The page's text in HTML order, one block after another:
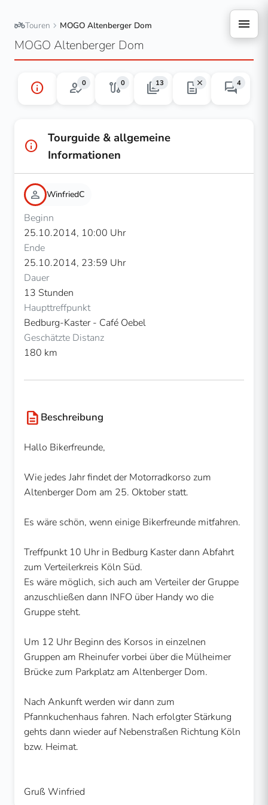
menu
two_wheelerTouren chevron_right MOGO Altenberger Dom
MOGO Altenberger Dom
info how_to_reg0 route0 photo_library13 descriptionclose forum4
info
Tourguide & allgemeine
Informationen
person WinfriedC
Beginn
25.10.2014, 10:00 Uhr
Ende
25.10.2014, 23:59 Uhr
Dauer
13 Stunden
Haupttreffpunkt
Bedburg-Kaster - Café Oebel
Geschätzte Distanz
180 km
description Beschreibung
Hallo Bikerfreunde,
Wie jedes Jahr findet der Motorradkorso zum
Altenberger Dom am 25. Oktober statt.
Es wäre schön, wenn einige Bikerfreunde mitfahren.
Treffpunkt 10 Uhr in Bedburg Kaster dann Abfahrt
zum Verteilerkreis Köln Süd.
Es wäre möglich, sich auch am Verteiler der Gruppe
anzuschließen dann INFO über Handy wo die
Gruppe steht.
Um 12 Uhr Beginn des Korsos in einzelnen
Gruppen am Rheinufer vorbei über die Mülheimer
Brücke zum Parkplatz am Altenberger Dom.
Nach Ankunft werden wir dann zum
Pfannkuchenhaus fahren. Nach erfolgter Stärkung
gehts dann wieder auf Nebenstraßen Richtung Köln
bzw. Heimat.
Gruß Winfried